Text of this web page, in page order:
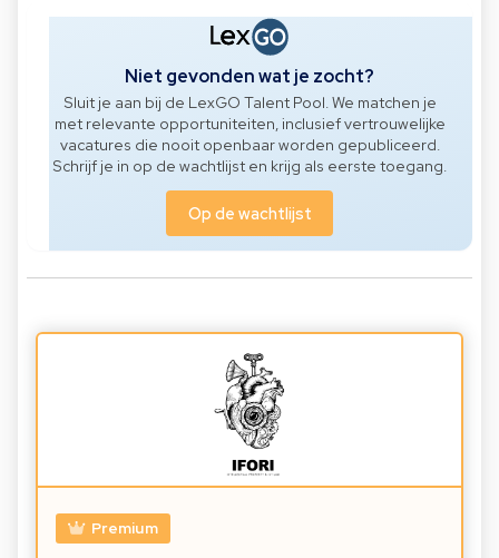
Niet gevonden wat je zocht?
Sluit je aan bij de LexGO Talent Pool. We matchen je
met relevante opportuniteiten, inclusief vertrouwelijke
vacatures die nooit openbaar worden gepubliceerd.
Schrijf je in op de wachtlijst en krijg als eerste toegang.
Op de wachtlijst
Premium